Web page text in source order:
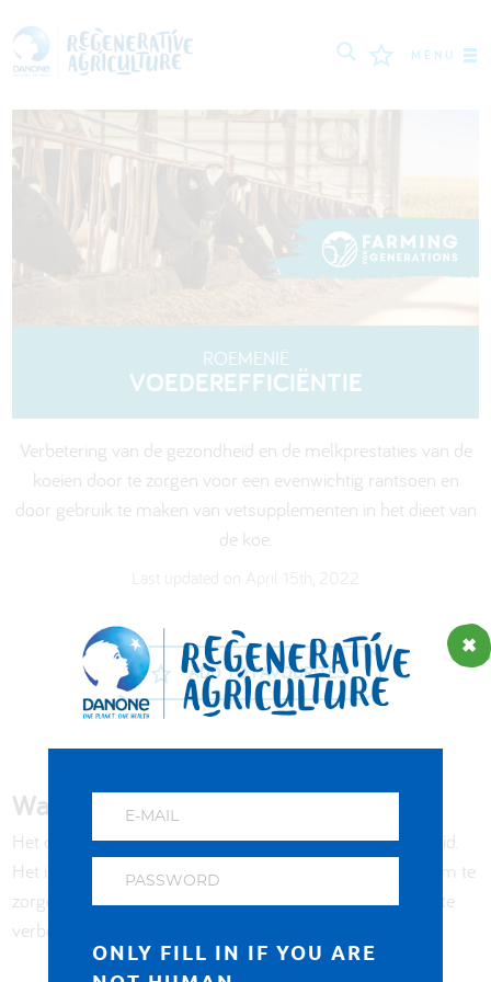
MENU
BOEREN
BESTE PRAKTIJKEN
РУССКИЙ ROMÂNĂ PORTUGUÊS
ENGLISH
ROEMENIË
VOEDEREFFICIËNTIE
Verbetering van de gezondheid en de melkprestaties van de
koeien door te zorgen voor een evenwichtig rantsoen en
door gebruik te maken van vetsupplementen in het dieet van
de koe.
ADD TO FAVOURITES
Waarom is het van belang?
Het dieet van een koe vormt de basis van haar gezondheid.
Het is belangrijk de voeding van een koe aan te passen om te
zorgen voor gezondere koeien en om de melkprestaties te
verbeteren.
ONLY FILL IN IF YOU ARE